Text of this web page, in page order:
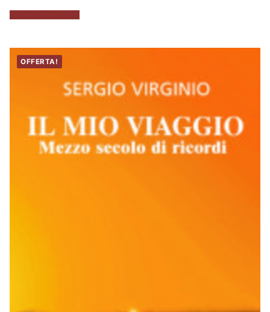
era:
16,00 €.
è:
13,00 €.
OFFERTA!